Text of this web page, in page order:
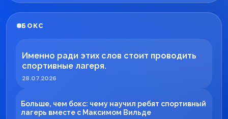
БОКС
Именно ради этих слов стоит проводить
спортивные лагеря.
28.07.2026
Больше, чем бокс: чему научил ребят спортивный
лагерь вместе с Максимом Вильде